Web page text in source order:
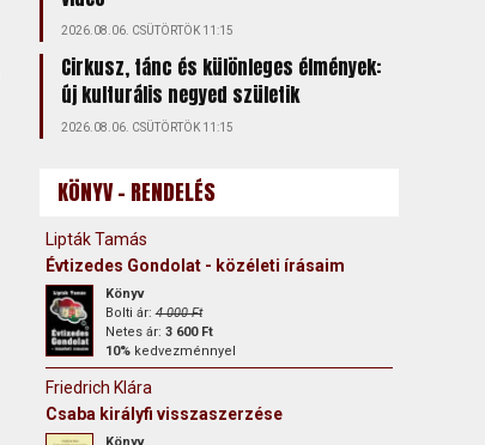
2026.08.06. CSÜTÖRTÖK 11:15
Cirkusz, tánc és különleges élmények:
új kulturális negyed születik
2026.08.06. CSÜTÖRTÖK 11:15
KÖNYV - RENDELÉS
Lipták Tamás
Évtizedes Gondolat - közéleti írásaim
Könyv
Bolti ár:4 000 Ft
Netes ár: 3 600 Ft
10%kedvezménnyel
Friedrich Klára
Csaba királyfi visszaszerzése